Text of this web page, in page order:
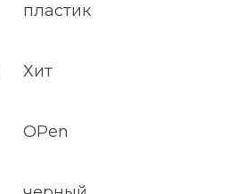
пластик
Хит
OPen